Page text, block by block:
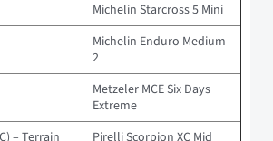
Michelin Starcross 5 Mini
Michelin Enduro Medium
2
Metzeler MCE Six Days
Extreme